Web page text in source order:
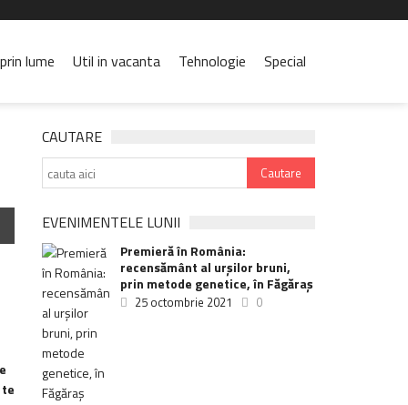
lume Util in vacanta Tehnologie Special
CAUTARE
EVENIMENTELE LUNII
Premieră în România:
recensământ al urșilor bruni,
prin metode genetice, în Făgăraș
25 octombrie 2021 0